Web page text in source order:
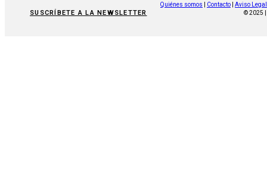
SUSCRÍBETE A LA NEWSLETTER
Quiénes somos Contacto
Aviso Legal
© 2025